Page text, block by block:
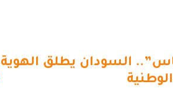
السودان يطلق الهوية